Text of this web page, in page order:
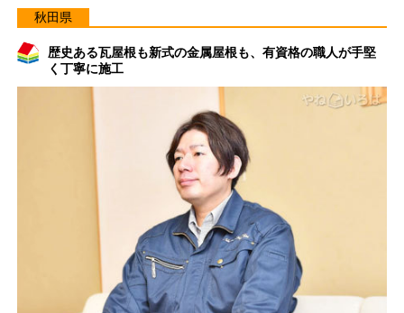
秋田県
歴史ある瓦屋根も新式の金属屋根も、有資格の職人が手堅
く丁寧に施工